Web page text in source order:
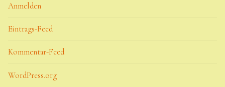
Anmelden
Eintrags-Feed
Kommentar-Feed
WordPress.org